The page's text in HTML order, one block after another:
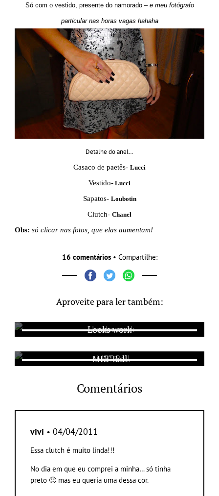
Só com o vestido, presente do namorado – e meu fotógrafo
particular nas horas vagas hahaha
Detalhe do anel…
Casaco de paetês- Lucci
Vestido- Lucci
Sapatos- Loubotin
Clutch- Chanel
Obs: só clicar nas fotos, que elas aumentam!
16 comentários• Compartilhe:
Aproveite para ler também:
Looks work
MET Ball
Comentários
vivi • 04/04/2011
Essa clutch é muito linda!!!
No dia em que eu comprei a minha… só tinha
preto 🙁 mas eu queria uma dessa cor.